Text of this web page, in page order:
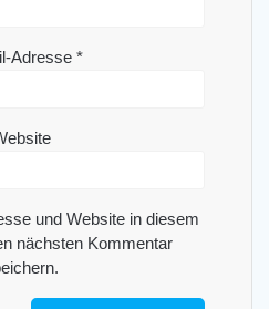
Adresse *
und Website in diesem
nächsten Kommentar